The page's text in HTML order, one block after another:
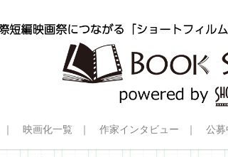
映画化一覧 作家インタビュー 公募